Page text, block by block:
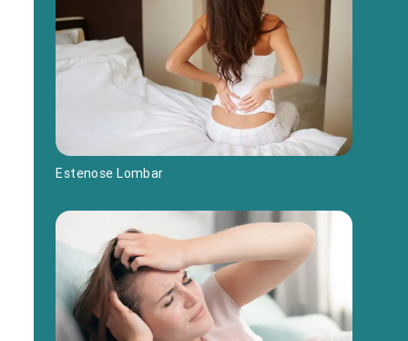
Estenose Lombar